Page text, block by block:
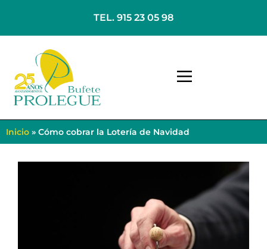
TEL. 915 23 05 98
Inicio » Cómo cobrar la Lotería de Navidad